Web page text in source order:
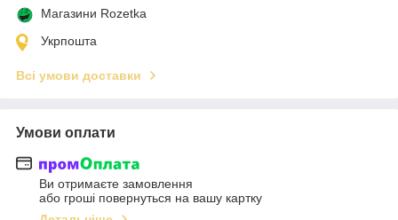
Магазини Rozetka
Укрпошта
Всі умови доставки
Умови оплати
Ви отримаєте замовлення
або гроші повернуться на вашу картку